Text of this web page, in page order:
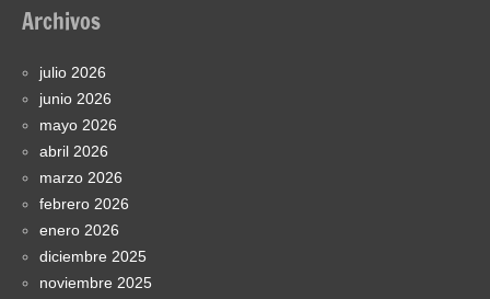
Archivos
julio 2026
junio 2026
mayo 2026
abril 2026
marzo 2026
febrero 2026
enero 2026
diciembre 2025
noviembre 2025